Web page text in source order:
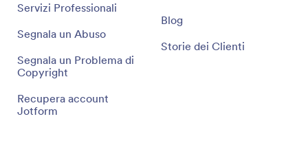
Servizi Professionali
Segnala un Abuso
Segnala un Problema di
Copyright
Recupera account
Jotform
Blog
Storie dei Clienti